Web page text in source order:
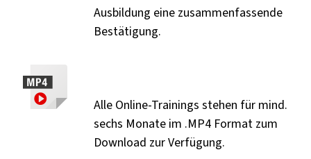
Ausbildung eine zusammenfassende
Bestätigung.
Alle Online-Trainings stehen für mind.
sechs Monate im .MP4 Format zum
Download zur Verfügung.